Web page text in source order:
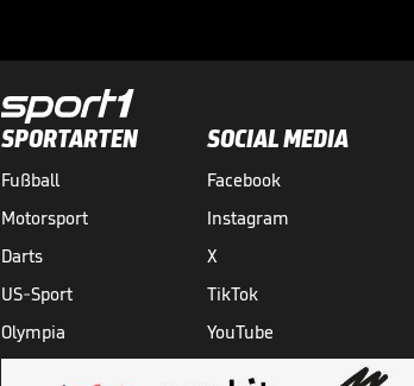
SPORTARTEN
Fußball
Motorsport
Darts
US-Sport
Olympia
SOCIAL MEDIA
Facebook
Instagram
X
TikTok
YouTube